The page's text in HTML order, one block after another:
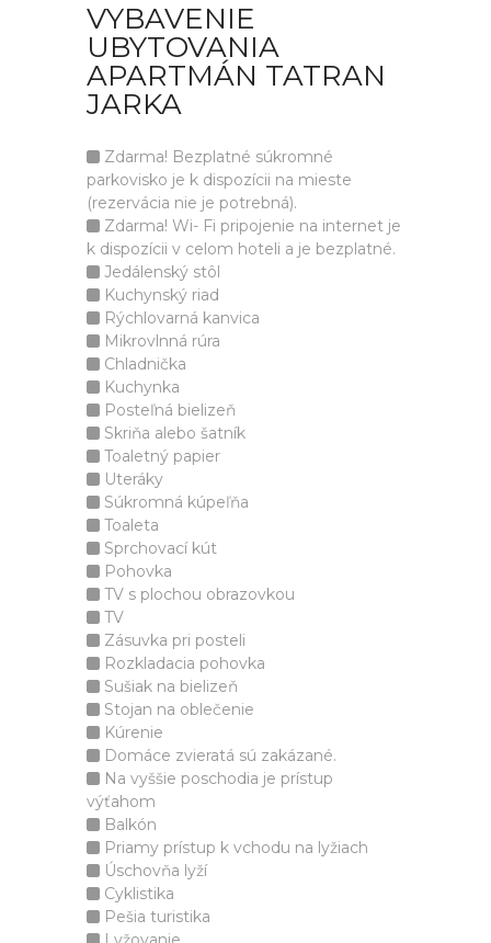
VYBAVENIE
UBYTOVANIA
APARTMÁN TATRAN
JARKA
Zdarma! Bezplatné súkromné
parkovisko je k dispozícii na mieste
(rezervácia nie je potrebná).
Zdarma! Wi- Fi pripojenie na internet je
k dispozícii v celom hoteli a je bezplatné.
Jedálenský stôl
Kuchynský riad
Rýchlovarná kanvica
Mikrovlnná rúra
Chladnička
Kuchynka
Posteľná bielizeň
Skriňa alebo šatník
Toaletný papier
Uteráky
Súkromná kúpeľňa
Toaleta
Sprchovací kút
Pohovka
TV s plochou obrazovkou
TV
Zásuvka pri posteli
Rozkladacia pohovka
Sušiak na bielizeň
Stojan na oblečenie
Kúrenie
Domáce zvieratá sú zakázané.
Na vyššie poschodia je prístup
výťahom
Balkón
Priamy prístup k vchodu na lyžiach
Úschovňa lyží
Cyklistika
Pešia turistika